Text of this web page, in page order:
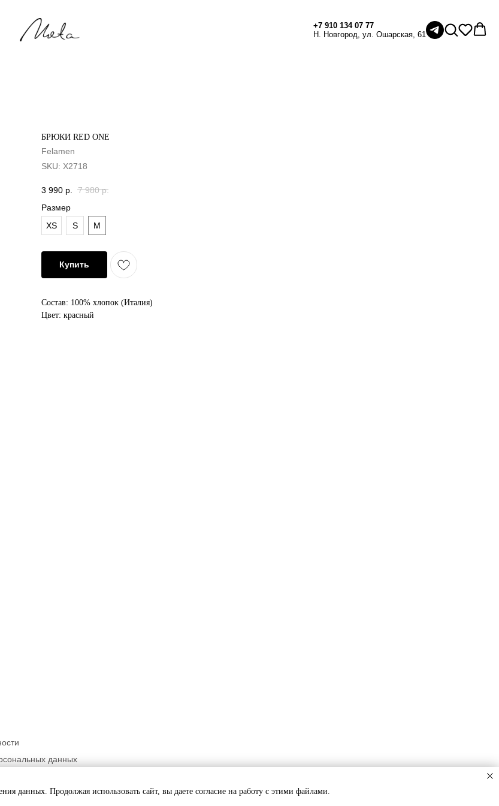
+7 910 134 07 77
Н. Новгород, ул. Ошарская, 61
данных. Продолжая использовать сайт, вы даете согласие на работу с этими файлами.
БРЮКИ RED ONE
Felamen
SKU: X2718
3 990 р. 7 980 р.
Размер
XS
S M
Купить
Состав: 100% хлопок (Италия)
Цвет: красный
данных